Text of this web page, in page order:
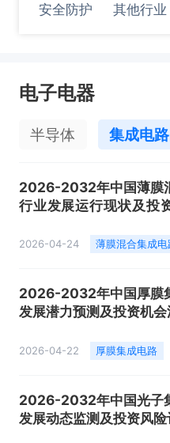
安全防护
其他行业
电子电器
半导体 集成电路
2026-2032年中国薄膜
行业发展运行现状及投
2026-04-24 薄膜混合集成电
2026-2032年中国厚膜
发展潜力预测及投资机
2026-04-22 厚膜集成电路
2026-2032年中国光子
发展动态监测及投资风